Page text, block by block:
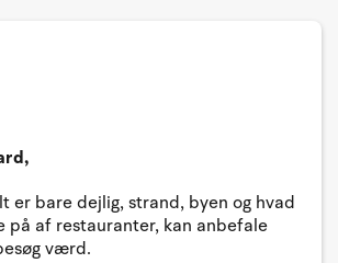
er bare dejlig, strand, byen og hvad
på af restauranter, kan anbefale
værd.